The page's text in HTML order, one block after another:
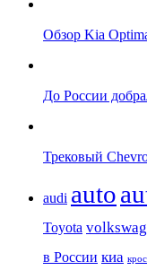
Обзор Kia
До России
Трековый
audi auto
Toyota
в России киа